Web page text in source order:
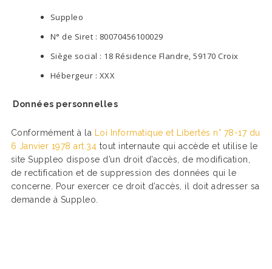
Suppleo
N° de Siret : 80070456100029
Siège social : 18 Résidence Flandre, 59170 Croix
Hébergeur : XXX
Données personnelles
Conformément à la
Loi Informatique et Libertés n° 78-17 du
6 Janvier 1978 art.34 tout internaute qui accède et utilise le
site Suppleo dispose d’un droit d’accès, de modification,
de rectification et de suppression des données qui le
concerne. Pour exercer ce droit d’accès, il doit adresser sa
demande à Suppleo.